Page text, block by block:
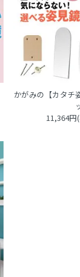
かがみの【カタチ
11,364円